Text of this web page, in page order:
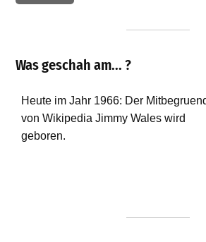
Was geschah am... ?